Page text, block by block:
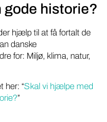
historie?
hjælp til at få fortalt de
danske
for: Miljø, klima, natur,
her: “Skal vi hjælpe med
”